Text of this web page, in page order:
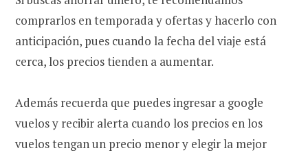
comprarlos en temporada y ofertas y hacerlo con
anticipación, pues cuando la fecha del viaje está
cerca, los precios tienden a aumentar.
Además recuerda que puedes ingresar a google
vuelos y recibir alerta cuando los precios en los
vuelos tengan un precio menor y elegir la mejor